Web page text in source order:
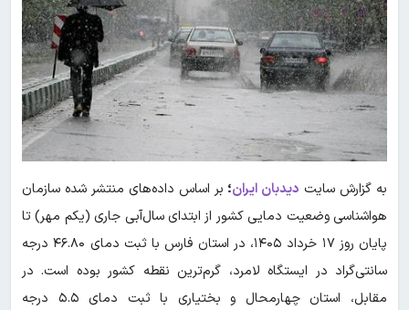
به گزارش سایت دیدبان ایران؛ بر اساس داده‌های منتشر شده سازمان
هواشناسی وضعیت دمایی کشور از ابتدای سال‌آبی جاری (یکم مهر) تا
پایان روز ۱۷ خرداد ۱۴۰۵، در استان فارس با ثبت دمای ۴۶.۸۰ درجه
سانتی‌گراد در ایستگاه لامرد، گرم‌ترین نقطه کشور بوده است. در
مقابل، استان چهارمحال و بختیاری با ثبت دمای ۵.۵ درجه